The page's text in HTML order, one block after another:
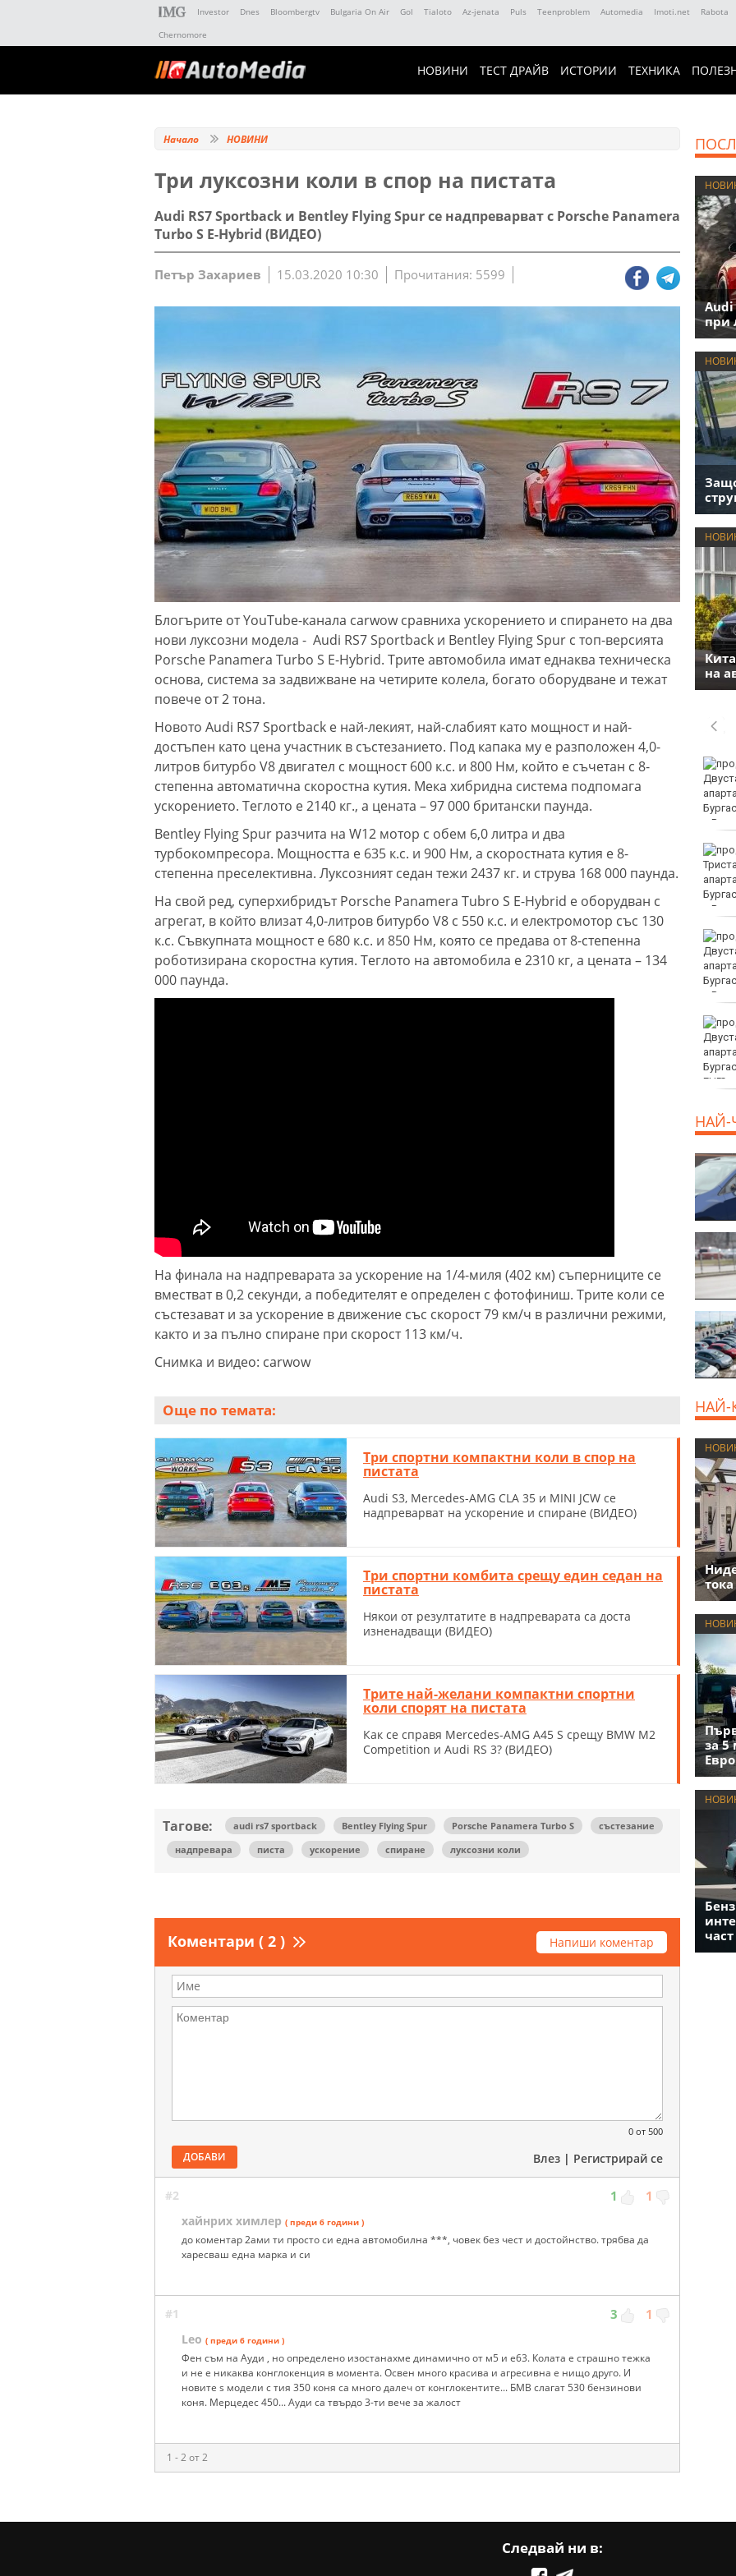
Investor Dnes Bloombergtv Bulgaria On Air Gol Tialoto Az-jenata Puls Teenproblem Automedia Imoti.net Rabota
Chernomore
НОВИНИ ТЕСТ ДРАЙВ ИСТОРИИ ТЕХНИКА
Начало НОВИНИ
Три луксозни коли в спор на пистата
Audi RS7 Sportback и Bentley Flying Spur се надпреварват с Porsche Panamera
Turbo S E-Hybrid (ВИДЕО)
Петър Захариев 15.03.2020 10:30 Прочитания: 5599
Блогърите от YouTube-канала carwow сравниха ускорението и спирането на два
нови луксозни модела - Audi RS7 Sportback и Bentley Flying Spur с топ-версията
Porsche Panamera Turbo S E-Hybrid. Трите автомобила имат еднаква техническа
основа, система за задвижване на четирите колела, богато оборудване и тежат
повече от 2 тона.
Новото Audi RS7 Sportback е най-лекият, най-слабият като мощност и най-
достъпен като цена участник в състезанието. Под капака му е разположен 4,0-
литров битурбо V8 двигател с мощност 600 к.с. и 800 Нм, който е съчетан с 8-
степенна автоматична скоростна кутия. Мека хибридна система подпомага
ускорението. Теглото е 2140 кг., а цената – 97 000 британски паунда.
Bentley Flying Spur разчита на W12 мотор с обем 6,0 литра и два
турбокомпресора. Мощността е 635 к.с. и 900 Нм, а скоростната кутия е 8-
степенна преселективна. Луксозният седан тежи 2437 кг. и струва 168 000 паунда.
На свой ред, суперхибридът Porsche Panamera Tubro S E-Hybrid е оборудван с
агрегат, в който влизат 4,0-литров битурбо V8 с 550 к.с. и електромотор със 130
к.с. Съвкупната мощност е 680 к.с. и 850 Нм, която се предава от 8-степенна
роботизирана скоростна кутия. Теглото на автомобила е 2310 кг, а цената – 134
000 паунда.
На финала на надпреварата за ускорение на 1/4-миля (402 км) съперниците се
вместват в 0,2 секунди, а победителят е определен с фотофиниш. Трите коли се
състезават и за ускорение в движение със скорост 79 км/ч в различни режими,
както и за пълно спиране при скорост 113 км/ч.
Снимка и видео: carwow
Още по темата:
Три спортни компактни коли в спор на
пистата
Audi S3, Mercedes-AMG CLA 35 и MINI JCW се
надпреварват на ускорение и спиране (ВИДЕО)
Три спортни комбита срещу един седан на
пистата
Някои от резултатите в надпреварата са доста
изненадващи (ВИДЕО)
Трите най-желани компактни спортни
коли спорят на пистата
Как се справя Mercedes-AMG A45 S срещу BMW M2
Competition и Audi RS 3? (ВИДЕО)
Тагове: audi rs7 sportback Bentley Flying Spur Porsche Panamera Turbo S
състезание
надпревара
писта ускорение спиране луксозни коли
Коментари ( 2 ) Напиши коментар
0 от 500
ДОБАВИ Влез | Регистрирай се
#2 1 1
хайнрих химлер ( преди 6 години )
до коментар 2ами ти просто си една автомобилна ***, човек без чест и достойнство. трябва да
харесваш една марка и си
#1 3 1
Leo ( преди 6 години )
Фен съм на Ауди , но определено изостанахме динамично от м5 и е63. Колата е страшно тежка
и не е никаква конглокенция в момента. Освен много красива и агресивна е нищо друго. И
новите s модели с тия 350 коня са много далеч от конглокентите... БМВ слагат 530 бензинови
коня. Мерцедес 450... Ауди са твърдо 3-ти вече за жалост
1 - 2 от 2
при
на
Огнеборците са
сигнала през
последното денонощие
Честваме празника
Преображение
Христово
Нивото на Дунав при
за последното
EUR
НАЙ-
НАЙ-
за 5
част
Следвай ни в: